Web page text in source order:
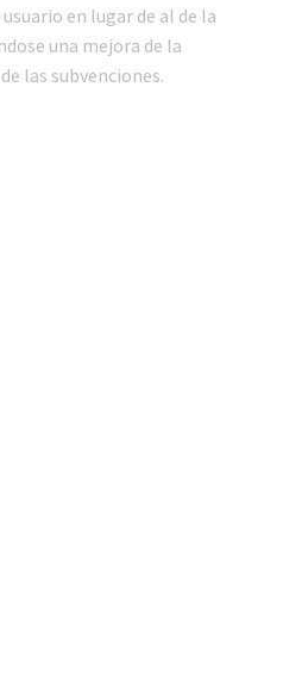
en lugar de al de la
una mejora de la
las subvenciones.